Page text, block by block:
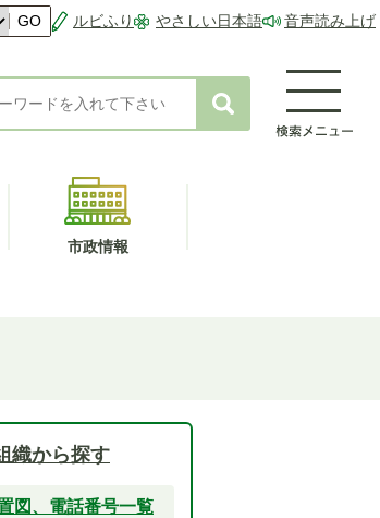
GO ルビふり やさしい日本語 音声読み上げ
市政情報
織から探す
図、電話番号一覧